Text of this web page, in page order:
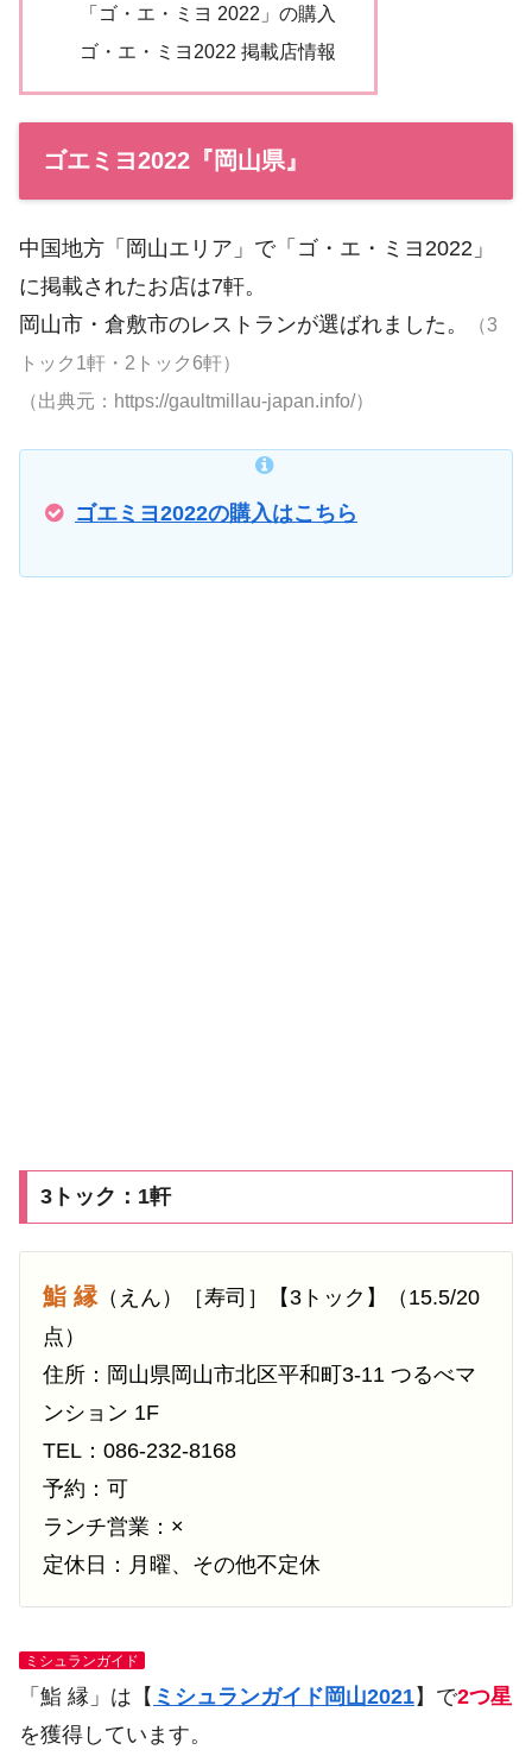
「ゴ・エ・ミヨ 2022」の購入
ゴ・エ・ミヨ2022 掲載店情報
ゴエミヨ2022『岡山県』
中国地方「岡山エリア」で「ゴ・エ・ミヨ2022」
に掲載されたお店は7軒。
岡山市・倉敷市のレストランが選ばれました。
（3
トック1軒・2トック6軒）
（出典元：https://gaultmillau-japan.info/）
ゴエミヨ2022の購入はこちら
3トック：1軒
鮨 縁（えん）［寿司］【3トック】（15.5/20
点）
住所：岡山県岡山市北区平和町3-11 つるべマ
ンション 1F
TEL：086-232-8168
予約：可
ランチ営業：×
定休日：月曜、その他不定休
ミシュランガイド
「鮨 縁」は【 ミシュランガイド岡山2021】で2つ星
を獲得しています。